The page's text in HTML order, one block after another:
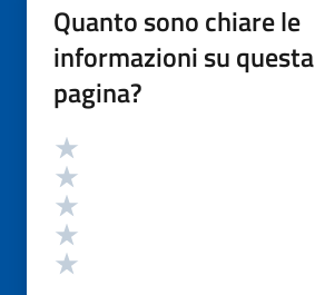
Quanto sono chiare le
informazioni su questa
pagina?
Valutazione